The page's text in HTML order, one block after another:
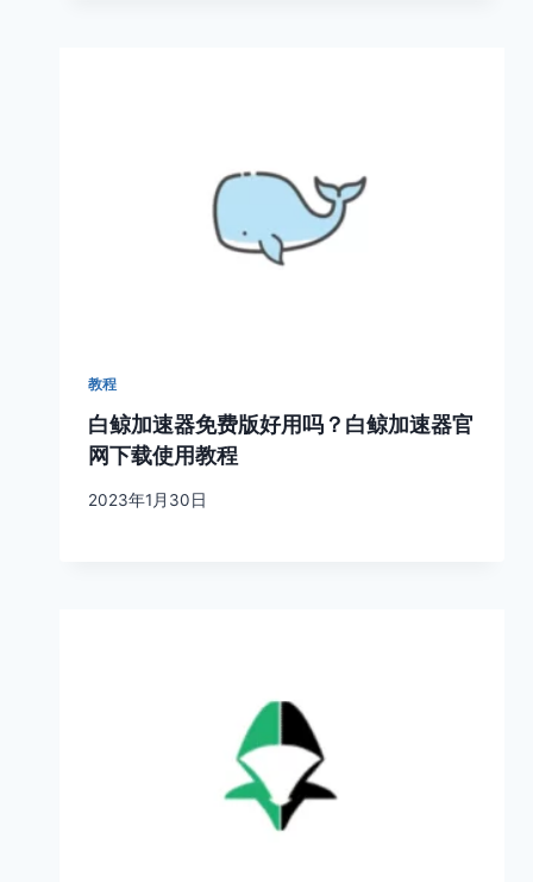
教程
白鲸加速器免费版好用吗？白鲸加速器官
网下载使用教程
2023年1月30日